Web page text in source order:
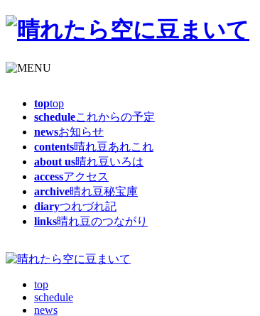
toptop
scheduleこれからの予定
newsお知らせ
contents晴れ豆あれこれ
about us晴れ豆いろは
accessアクセス
archive晴れ豆秘宝庫
diaryつれづれ記
links晴れ豆のつながり
top
schedule
news